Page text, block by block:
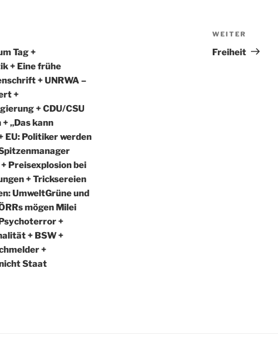
Tag +
+ Eine frühe
+ UNRWA –
+
+ CDU/CSU
„Das kann
EU: Politiker werden
Preisexplosion bei
+ Tricksereien
UmweltGrüne und
mögen Milei
+
+ BSW +
+
Staat
Beitrag
WEITER
Freiheit